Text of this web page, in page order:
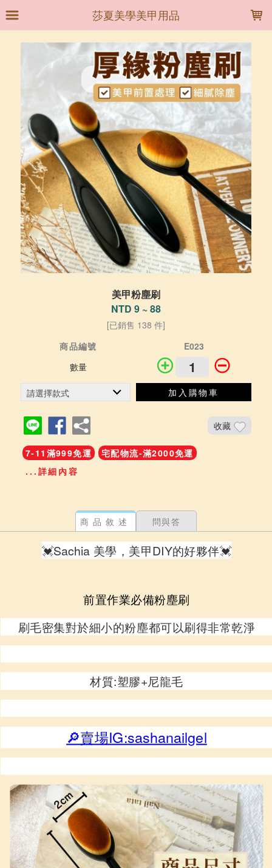
莎夏美學美甲用品
美甲粉塵刷
NTD 9 ~ 88
[已銷售 138 件]
商品編號
E023
數量
加入購物車
收藏
7-11滿999免運
宅配物流-滿2000免運
...詳細內容
商品敘述 問與答